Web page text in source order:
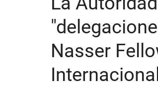
Nasser
Internacional